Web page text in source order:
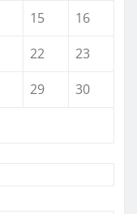
15
16
22
23
29
30